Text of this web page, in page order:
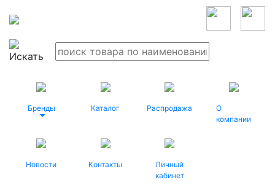
Бренды Каталог Распродажа
О
компании
Новости Контакты
Личный
кабинет